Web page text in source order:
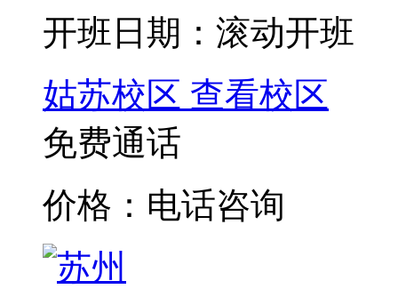
开班日期：滚动开班
姑苏校区 查看校区
免费通话
价格：电话咨询